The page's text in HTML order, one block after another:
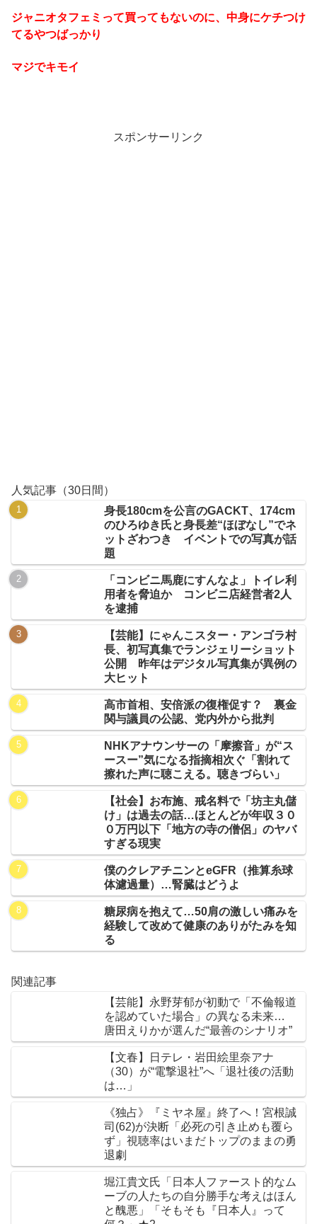
ジャニオタフェミって買ってもないのに、中身にケチつけ
てるやつばっかり
マジでキモイ
スポンサーリンク
人気記事（30日間）
身長180cmを公言のGACKT、174cm
のひろゆき氏と身長差“ほぼなし”でネ
ットざわつき イベントでの写真が話
題
「コンビニ馬鹿にすんなよ」トイレ利
用者を脅迫か コンビニ店経営者2人
を逮捕
【芸能】にゃんこスター・アンゴラ村
長、初写真集でランジェリーショット
公開 昨年はデジタル写真集が異例の
大ヒット
高市首相、安倍派の復権促す？ 裏金
関与議員の公認、党内外から批判
NHKアナウンサーの「摩擦音」が“ス
ースー”気になる指摘相次ぐ「割れて
擦れた声に聴こえる。聴きづらい」
【社会】お布施、戒名料で「坊主丸儲
け」は過去の話…ほとんどが年収３０
０万円以下「地方の寺の僧侶」のヤバ
すぎる現実
僕のクレアチニンとeGFR（推算糸球
体濾過量）…腎臓はどうよ
糖尿病を抱えて…50肩の激しい痛みを
経験して改めて健康のありがたみを知
る
関連記事
【芸能】永野芽郁が初動で「不倫報道
を認めていた場合」の異なる未来…
唐田えりかが選んだ“最善のシナリオ”
【文春】日テレ・岩田絵里奈アナ
（30）が“電撃退社”へ「退社後の活動
は…」
《独占》『ミヤネ屋』終了へ！宮根誠
司(62)が決断「必死の引き止めも覆ら
ず」視聴率はいまだトップのままの勇
退劇
堀江貴文氏「日本人ファースト的なム
ーブの人たちの自分勝手な考えはほん
と醜悪」「そもそも『日本人』って